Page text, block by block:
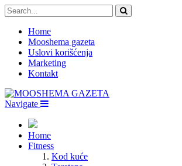
Home
Mooshema gazeta
Uslovi korišćenja
Marketing
Kontakt
Navigate
Home
Fitness
Kod kuće